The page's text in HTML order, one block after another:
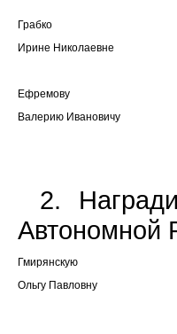
Грабко
Ирине Николаевне
Ефремову
Валерию Ивановичу
2.
Автономной
Гмирянскую
Ольгу Павловну